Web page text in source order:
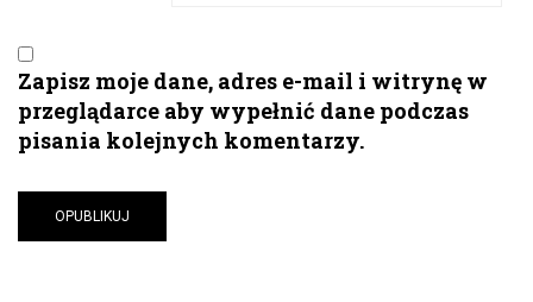
Zapisz moje dane, adres e-mail i witrynę w
przeglądarce aby wypełnić dane podczas
pisania kolejnych komentarzy.